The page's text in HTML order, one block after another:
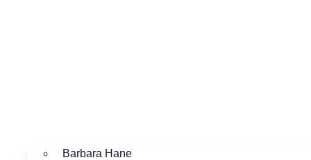
Barbara Hane